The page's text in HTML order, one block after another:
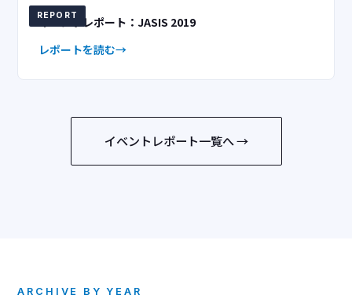
REPORT
イベントレポート：JASIS 2019
レポートを読む
イベントレポート一覧へ →
ARCHIVE BY YEAR